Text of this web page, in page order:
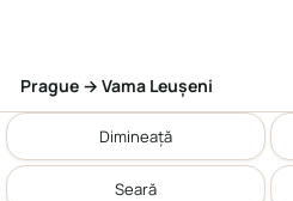
Prague → Vama Leușeni
Dimineață
Seară